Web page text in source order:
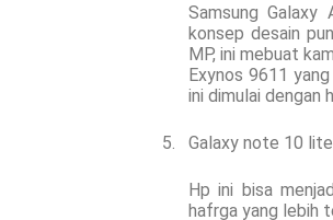
Samsung
konsep desain
MP, ini mebuat
Exynos 9611
ini dimulai dengan
5. Galaxy note 10 lite
Hp ini bisa
hafrga yang lebih